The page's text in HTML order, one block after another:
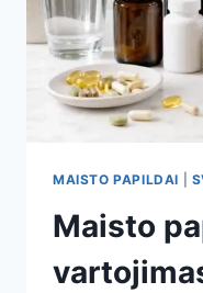
MAISTO PAPILDAI
Maisto